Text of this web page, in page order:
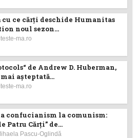
cu ce cărţi deschide Humanitas
noul sezon...
ma.ro
de Andrew D. Huberman,
mai așteptată...
ma.ro
confucianism la comunism:
Patru Cărți” de...
Pascu-Oglindă